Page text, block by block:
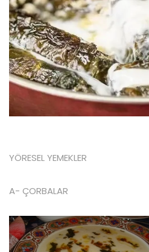
YÖRESEL YEMEKLER
A- ÇORBALAR